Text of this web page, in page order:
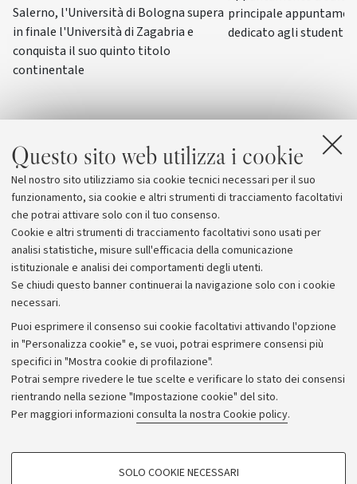
Questo sito web utilizza i cookie
Nel nostro sito utilizziamo sia cookie tecnici necessari per il suo
funzionamento, sia cookie e altri strumenti di tracciamento facoltativi
che potrai attivare solo con il tuo consenso.
Cookie e altri strumenti di tracciamento facoltativi sono usati per
analisi statistiche, misure sull'efficacia della comunicazione
istituzionale e analisi dei comportamenti degli utenti.
Se chiudi questo banner continuerai la navigazione solo con i cookie
necessari.
Puoi esprimere il consenso sui cookie facoltativi attivando l'opzione
in "Personalizza cookie" e, se vuoi, potrai esprimere consensi più
specifici in "Mostra cookie di profilazione".
Potrai sempre rivedere le tue scelte e verificare lo stato dei consensi
rientrando nella sezione "Impostazione cookie" del sito.
Per maggiori informazioni consulta la nostra Cookie policy.
COOKIE DI PROFILAZIONE - FACOLTATIVI
SOLO COOKIE NECESSARI
Salerno, l'Università di Bologna supera
in finale l'Università di Zagabria e
conquista il suo quinto titolo
continentale
principale
dedicato agli
Archivio
Comunicati stampa
Redazione
Rassegna stampa